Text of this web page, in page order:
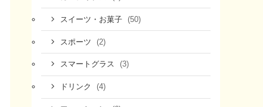
スイーツ・お菓子 (50)
スポーツ (2)
スマートグラス (3)
ドリンク (4)